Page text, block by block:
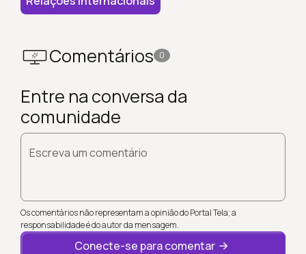
Comentários 0
Entre na conversa da
comunidade
Escreva um comentário
Os comentários não representam a opinião do Portal Tela; a
responsabilidade é do autor da mensagem.
Conecte-se para comentar